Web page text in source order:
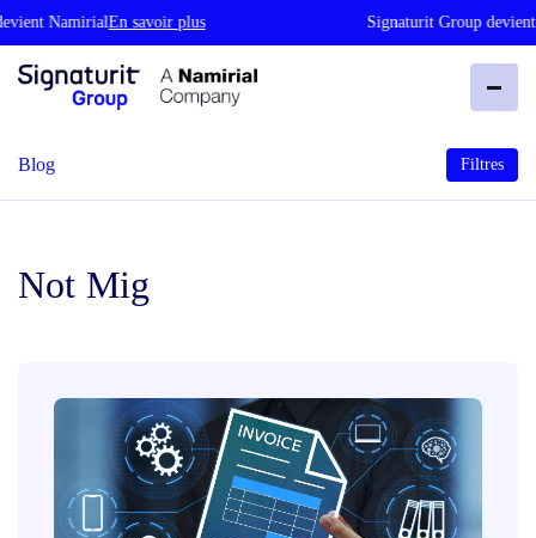
NamirialEn savoir plus Signaturit Group devient
Blog Filtres
Not Mig